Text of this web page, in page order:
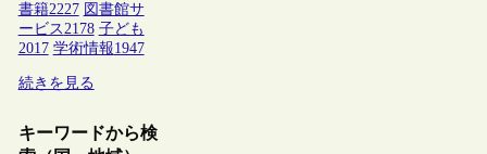
書籍2227 図書館サ
ービス2178 子ども
2017 学術情報1947
続きを見る
キーワードから検